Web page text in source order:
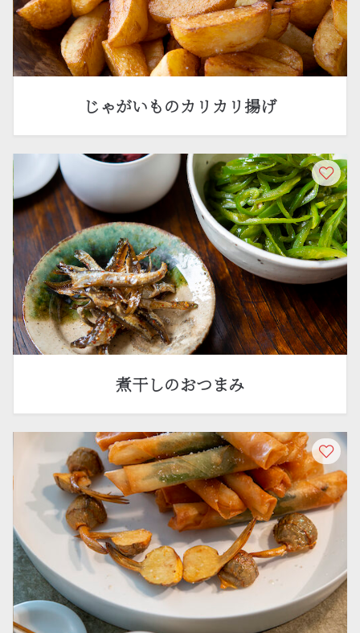
じゃがいものカリカリ揚げ
煮干しのおつまみ